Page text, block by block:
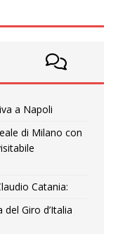
a Napoli
di Milano con
Catania:
Giro d’Italia